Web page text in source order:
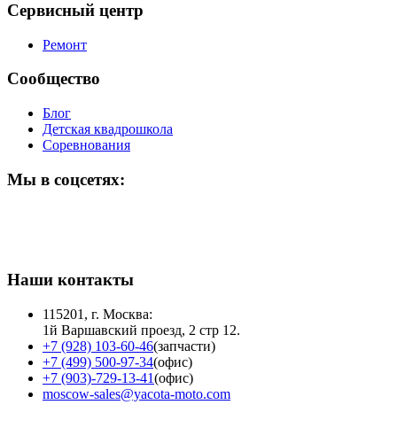
Сервисный центр
Ремонт
Сообщество
Блог
Детская квадрошкола
Соревнования
Мы в соцсетях:
Наши контакты
115201, г. Москва:
1й Варшавский проезд, 2 стр 12.
+7 (928) 103-60-46(запчасти)
+7 (499) 500-97-34(офис)
+7 (903)-729-13-41(офис)
moscow-sales@yacota-moto.com